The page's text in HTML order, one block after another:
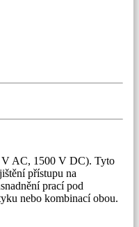
V AC, 1500 V DC). Tyto
přístupu na
prací pod
nebo kombinací obou.